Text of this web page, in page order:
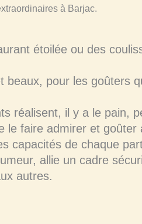
étoilée ou des
pour les goûters
réalisent, il y a le pain,
le faire admirer et
capacités de chaque
allie un cadre
autres.